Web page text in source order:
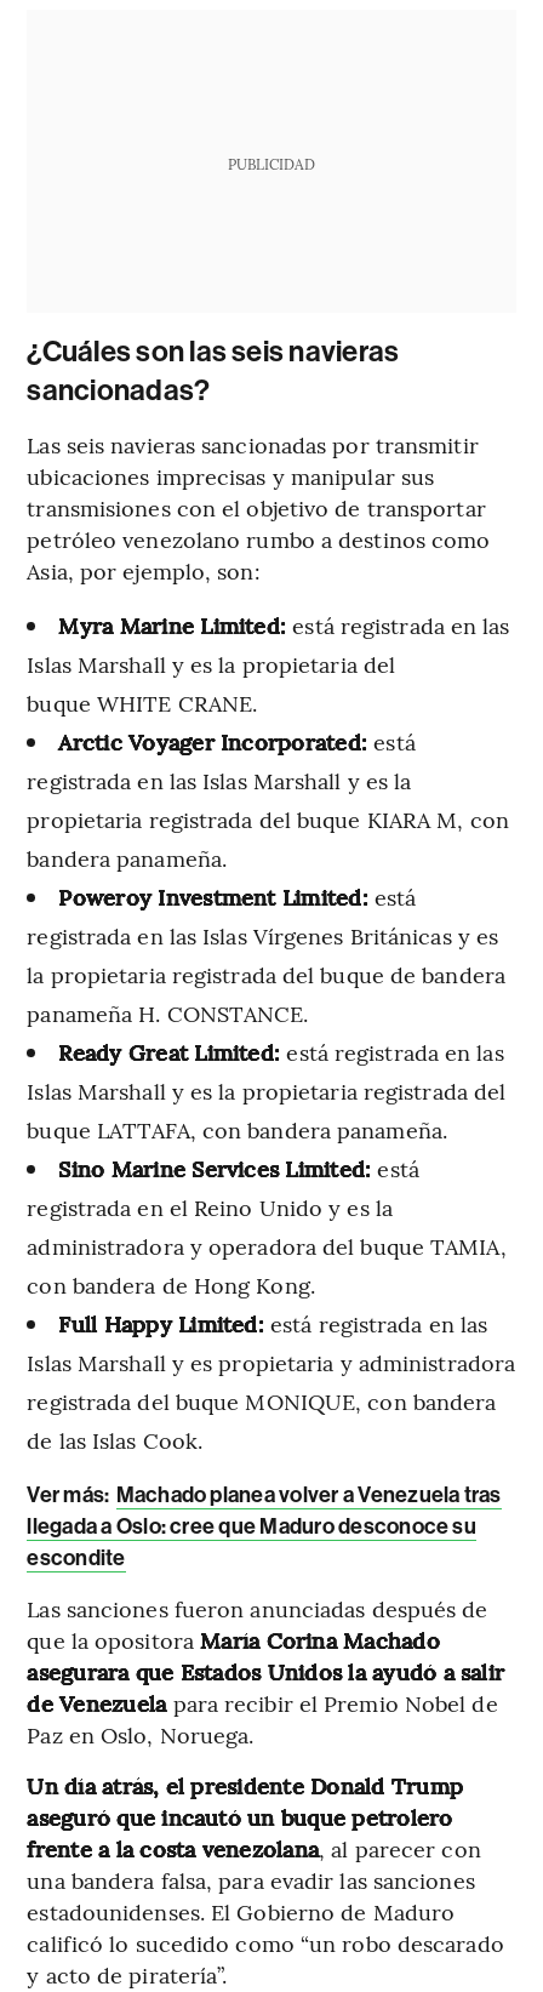
PUBLICIDAD
¿Cuáles son las seis navieras
sancionadas?
Las seis navieras sancionadas por transmitir
ubicaciones imprecisas y manipular sus
transmisiones con el objetivo de transportar
petróleo venezolano rumbo a destinos como
Asia, por ejemplo, son:
Myra Marine Limited: está registrada en las
Islas Marshall y es la propietaria del
buque WHITE CRANE.
Arctic Voyager Incorporated:está
registrada en las Islas Marshall y es la
propietaria registrada del buque KIARA M, con
bandera panameña.
Poweroy Investment Limited:está
registrada en las Islas Vírgenes Británicas y es
la propietaria registrada del buque de bandera
panameña H. CONSTANCE.
Ready Great Limited:está registrada en las
Islas Marshall y es la propietaria registrada del
buque LATTAFA, con bandera panameña.
Sino Marine Services Limited: está
registrada en el Reino Unido y es la
administradora y operadora del buque TAMIA,
con bandera de Hong Kong.
Full Happy Limited: está registrada en las
Islas Marshall y es propietaria y administradora
registrada del buque MONIQUE, con bandera
de las Islas Cook.
Ver más: Machado planea volver a Venezuela tras
llegada a Oslo: cree que Maduro desconoce su
escondite
Las sanciones fueron anunciadas después de
que la opositoraMaría Corina Machado
asegurara que Estados Unidos la ayudó a salir
de Venezuela para recibir el Premio Nobel de
Paz en Oslo, Noruega.
Un día atrás, el presidente Donald Trump
aseguró que incautó un buque petrolero
frente a la costa venezolana, al parecer con
una bandera falsa, para evadir las sanciones
estadounidenses. El Gobierno de Maduro
calificó lo sucedido como “un robo descarado
y acto de piratería”.